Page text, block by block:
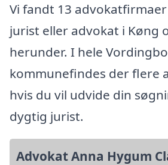
Vi fandt 13
jurist eller advokat i Køng
herunder. I hele
kommunefindes der flere
hvis du vil udvide din
dygtig jurist.
Advokat Anna Hygum